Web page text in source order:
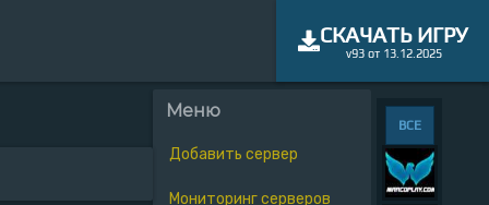
СКАЧАТЬ ИГРУ
v93 от 13.12.2025
Меню
Добавить сервер
Мониторинг серверов
ВСЕ